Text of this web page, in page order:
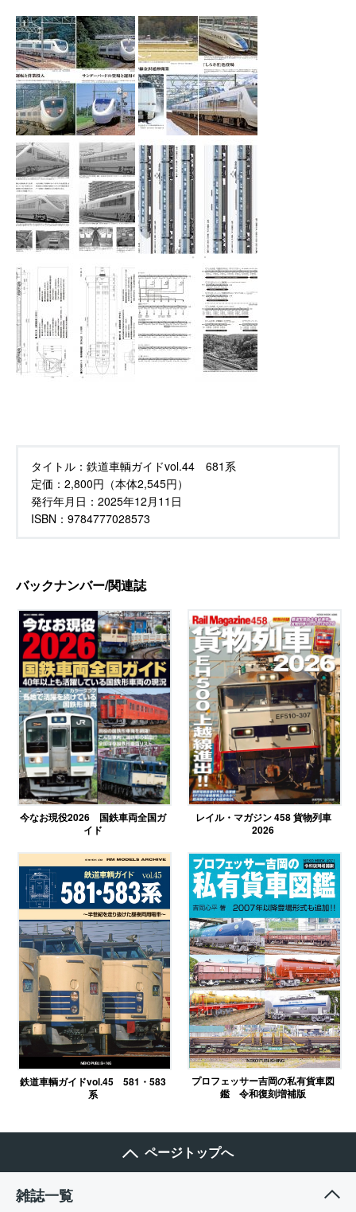
タイトル： 鉄道車輌ガイドvol.44 681系
定価： 2,800円（本体2,545円）
発行年月日： 2025年12月11日
ISBN：9784777028573
バックナンバー/関連誌
今なお現役2026 国鉄車両全国ガ
イド
レイル・マガジン 458 貨物列車
2026
鉄道車輌ガイドvol.45 581・583
系
プロフェッサー吉岡の私有貨車図
鑑 令和復刻増補版
ページトップへ
雑誌一覧